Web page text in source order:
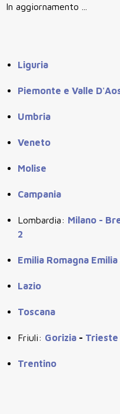
In aggiornamento ...
Liguria
Piemonte e Valle
Umbria
Veneto
Molise
Campania
Lombardia: Milano -
2
Emilia Romagna Emilia
Lazio
Toscana
Friuli: Gorizia - Trieste
Trentino